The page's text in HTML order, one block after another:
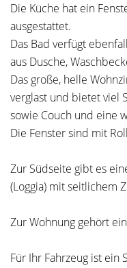
Die Küche hat ein
ausgestattet.
Das Bad verfügt
aus Dusche,
Das große, helle
verglast und bietet viel
sowie Couch und eine
Die Fenster sind mit
Zur Südseite gibt es
(Loggia) mit seitlichem
Zur Wohnung gehört
Für Ihr Fahrzeug ist ein